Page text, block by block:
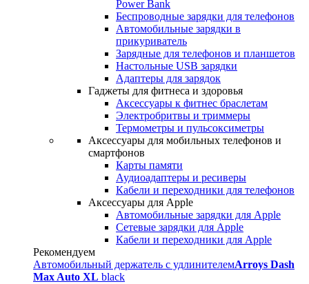
Power Bank
Беспроводные зарядки для телефонов
Автомобильные зарядки в
прикуриватель
Зарядные для телефонов и планшетов
Настольные USB зарядки
Адаптеры для зарядок
Гаджеты для фитнеса и здоровья
Аксессуары к фитнес браслетам
Электробритвы и триммеры
Термометры и пульсоксиметры
Аксессуары для мобильных телефонов и
смартфонов
Карты памяти
Аудиоадаптеры и ресиверы
Кабели и переходники для телефонов
Аксессуары для Apple
Автомобильные зарядки для Apple
Сетевые зарядки для Apple
Кабели и переходники для Apple
Рекомендуем
Автомобильный держатель с удлинителемArroys Dash
Max Auto XL black